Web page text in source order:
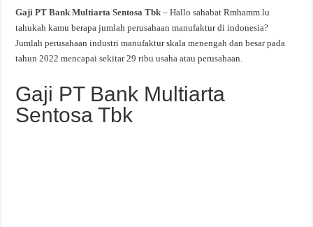
Gaji PT Bank Multiarta Sentosa Tbk – Hallo sahabat Rmhamm.lu
tahukah kamu berapa jumlah perusahaan manufaktur di indonesia?
Jumlah perusahaan industri manufaktur skala menengah dan besar pada
tahun 2022 mencapai sekitar 29 ribu usaha atau perusahaan.
Gaji PT Bank Multiarta
Sentosa Tbk